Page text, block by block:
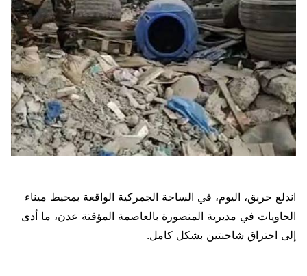
اندلع حريق، اليوم، في الساحة الجمركية الواقعة بمحيط ميناء
الحاويات في مديرية المنصورة بالعاصمة المؤقتة عدن، ما أدى
إلى احتراق شاحنتين بشكل كامل.